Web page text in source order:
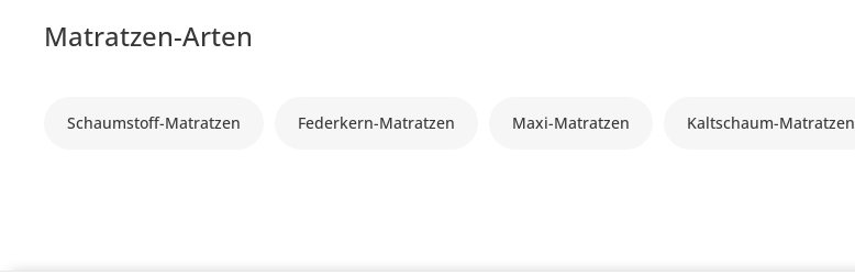
Matratzen-Arten
Schaumstoff-Matratzen Federkern-Matratzen Maxi-Matratzen Kaltschaum-Matratzen